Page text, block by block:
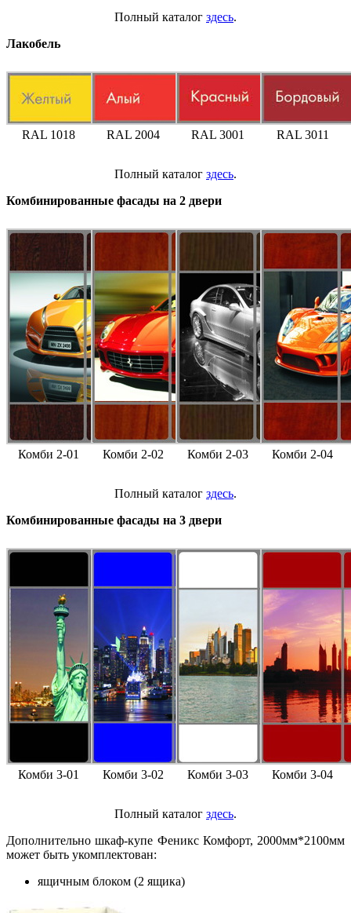
Полный каталог здесь.
Лакобель
RAL 1018 RAL 2004 RAL 3001 RAL 3011
Полный каталог здесь.
Комбинированные фасады на 2 двери
Комби 2-01 Комби 2-02 Комби 2-03 Комби 2-04
Полный каталог здесь.
Комбинированные фасады на 3 двери
Комби 3-01 Комби 3-02 Комби 3-03 Комби 3-04
Полный каталог здесь.
Дополнительно шкаф-купе Феникс Комфорт, 2000мм*2100мм
может быть укомплектован:
ящичным блоком (2 ящика)